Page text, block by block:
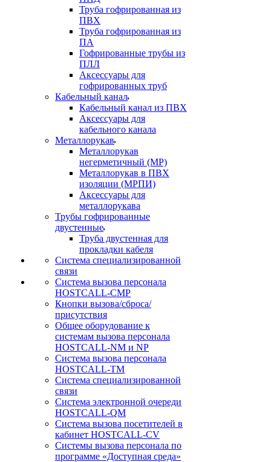
Труба гофрированная из
ПВХ
Труба гофрированная из
ПА
Гофрированные трубы из
ПЛЛ
Аксессуары для
гофрированных труб
Кабельный канал
Кабельный канал из ПВХ
Аксессуары для
кабельного канала
Металлорукав
Металлорукав
негерметичный (МР)
Металлорукав в ПВХ
изоляции (МРПИ)
Аксессуары для
металлорукава
Трубы гофрированные
двустенные
Труба двустенная для
прокладки кабеля
Система специализированной
связи
Cистема вызова персонала
HOSTCALL-CMP
Кнопки вызова/сброса/
присутствия
Общее оборудование к
системам вызова персонала
HOSTCALL-NM и NP
Система вызова персонала
HOSTCALL-TM
Система специализированной
связи
Система электронной очереди
HOSTCALL-QM
Cистема вызова посетителей в
кабинет HOSTCALL-CV
Системы вызова персонала по
программе «Доступная среда»